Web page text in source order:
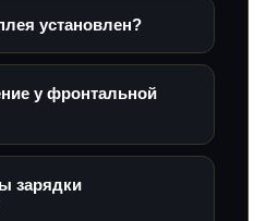
установлен?
у фронтальной
зарядки